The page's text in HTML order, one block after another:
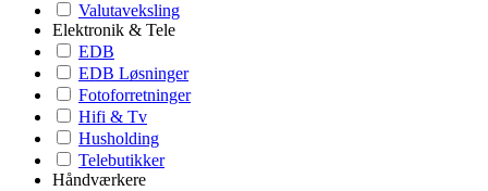
Valutaveksling
Elektronik & Tele
EDB
EDB Løsninger
Fotoforretninger
Hifi & Tv
Husholding
Telebutikker
Håndværkere